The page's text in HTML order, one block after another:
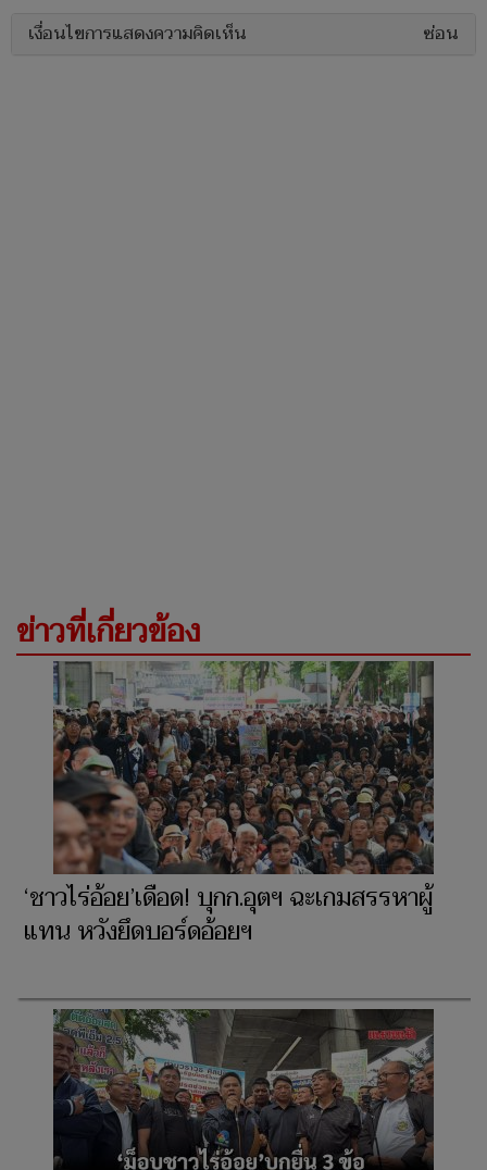
เงื่อนไขการแสดงความคิดเห็น ซ่อน
ข่าวที่เกี่ยวข้อง
‘ชาวไร่อ้อย’เดือด! บุกก.อุตฯ ฉะเกมสรรหาผู้
แทน หวังยึดบอร์ดอ้อยฯ